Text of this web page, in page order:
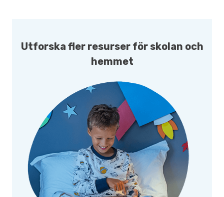
Utforska fler resurser för skolan och
hemmet